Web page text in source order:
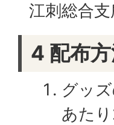
江刺総合
4 配布
グッ
あた